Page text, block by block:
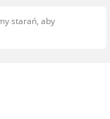
starań, aby